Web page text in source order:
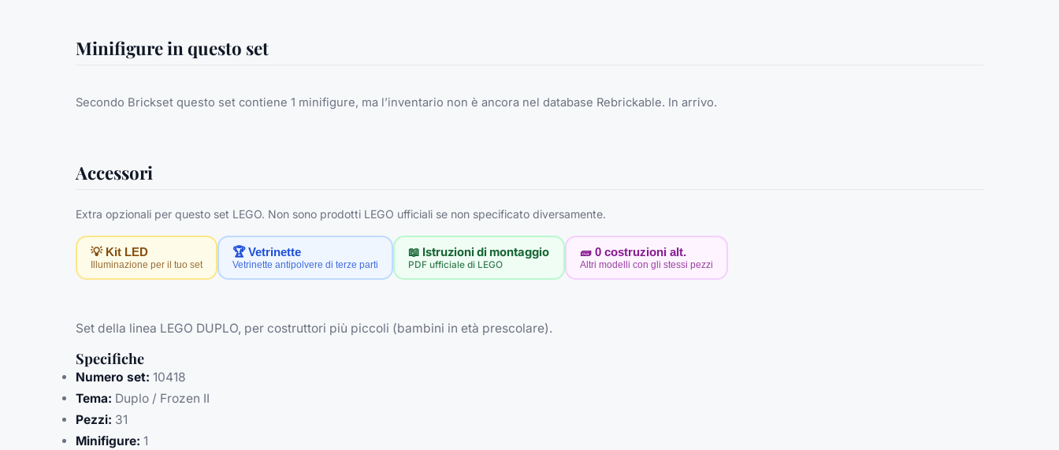
Minifigure in questo set
Secondo Brickset questo set contiene 1 minifigure, ma l’inventario non è ancora nel database Rebrickable. In arrivo.
Accessori
Extra opzionali per questo set LEGO. Non sono prodotti LEGO ufficiali se non specificato diversamente.
💡 Kit LED
Illuminazione per il tuo set
🏆 Vetrinette
Vetrinette antipolvere di terze parti
📖 Istruzioni di montaggio
PDF ufficiale di LEGO
🧱 0 costruzioni alt.
Altri modelli con gli stessi pezzi
Set della linea LEGO DUPLO, per costruttori più piccoli (bambini in età prescolare).
Specifiche
Numero set: 10418
Tema: Duplo / Frozen II
Pezzi: 31
Minifigure: 1